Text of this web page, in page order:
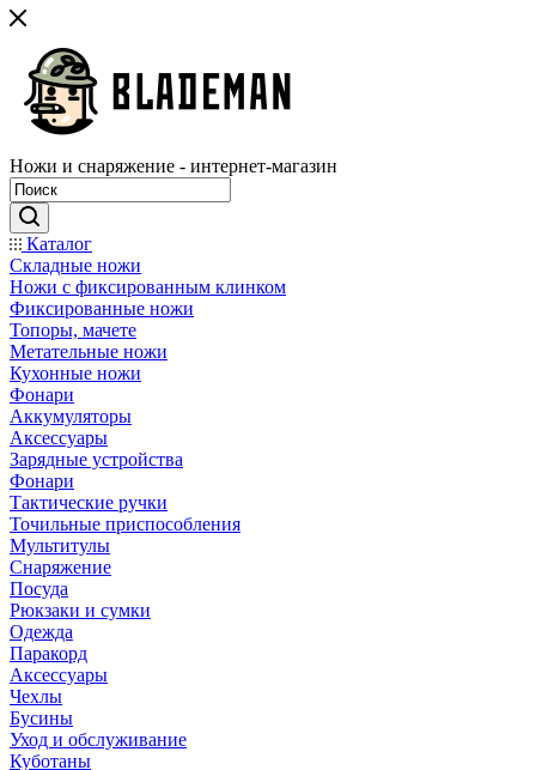
Ножи и снаряжение - интернет-магазин
Каталог
Складные ножи
Ножи с фиксированным клинком
Фиксированные ножи
Топоры, мачете
Метательные ножи
Кухонные ножи
Фонари
Аккумуляторы
Аксессуары
Зарядные устройства
Фонари
Тактические ручки
Точильные приспособления
Мультитулы
Снаряжение
Посуда
Рюкзаки и сумки
Одежда
Паракорд
Аксессуары
Чехлы
Бусины
Уход и обслуживание
Куботаны